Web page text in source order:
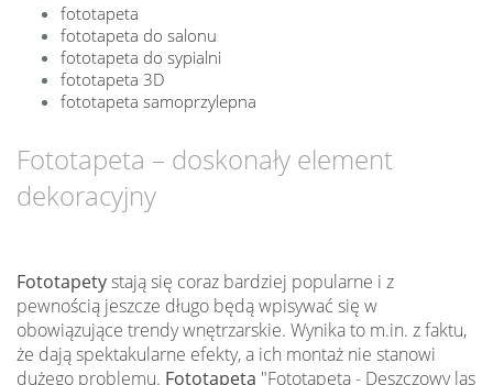
fototapeta
fototapeta do salonu
fototapeta do sypialni
fototapeta 3D
fototapeta samoprzylepna
Fototapeta – doskonały element
dekoracyjny
Fototapetystają się coraz bardziej popularne i z
pewnością jeszcze długo będą wpisywać się w
obowiązujące trendy wnętrzarskie. Wynika to m.in. z faktu,
że dają spektakularne efekty, a ich montaż nie stanowi
dużego problemu. Fototapeta "Fototapeta - Deszczowy las